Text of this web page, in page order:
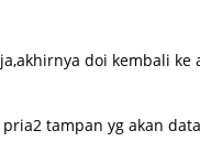
doi kembali
tampan yg akan